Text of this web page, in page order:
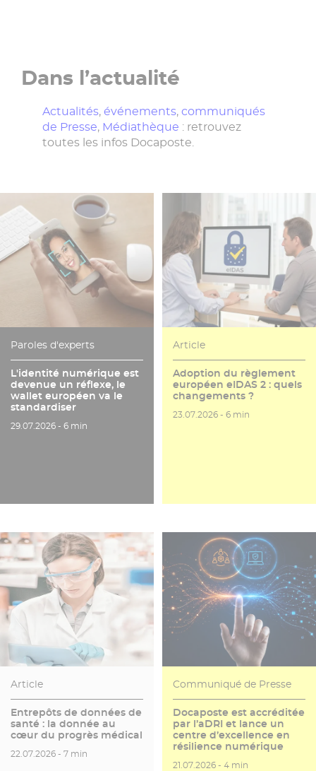
Dans l’actualité
Actualités, événements, communiqués
de Presse, Médiathèque : retrouvez
toutes les infos Docaposte.
Paroles d'experts
L'identité numérique est
devenue un réflexe, le
wallet européen va le
standardiser
Date de publication
29.07.2026 - Temps de lecture
6 min
Article
Adoption du règlement
européen eIDAS 2 : quels
changements ?
Date de publication
23.07.2026 -Temps de lecture
6 min
Article
Entrepôts de données de
santé : la donnée au
cœur du progrès médical
Date de publication
22.07.2026 - Temps de lecture
7 min
Communiqué de Presse
Docaposte est accréditée
par l’aDRI et lance un
centre d’excellence en
résilience numérique
Date de publication
21.07.2026 - Temps de lecture
4 min